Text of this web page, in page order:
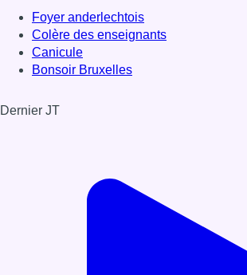
Foyer anderlechtois
Colère des enseignants
Canicule
Bonsoir Bruxelles
Dernier JT